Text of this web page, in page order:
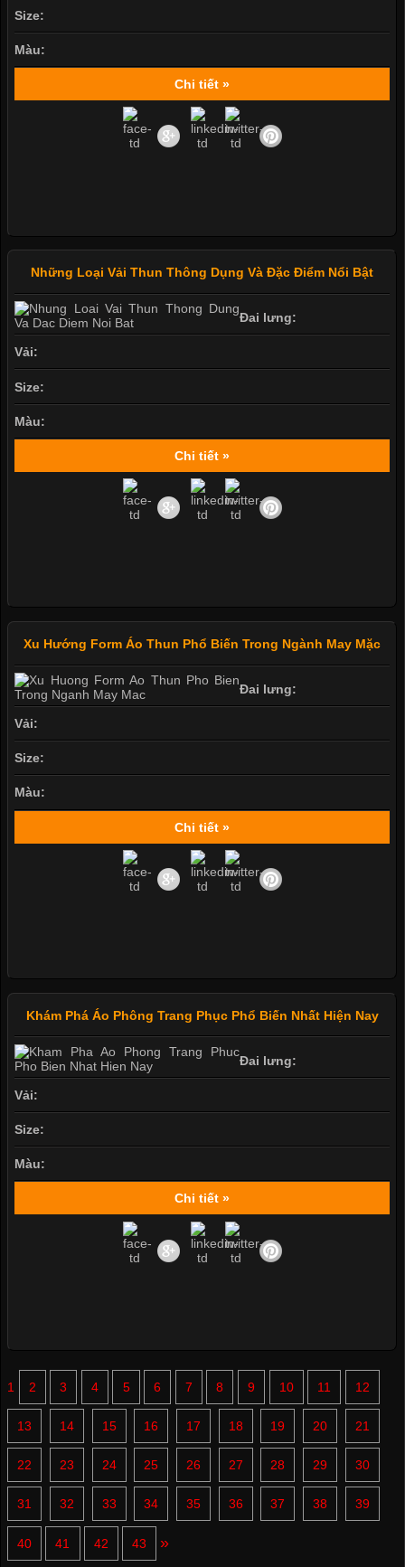
Size:
Màu:
Chi tiết »
Những Loại Vải Thun Thông Dụng Và Đặc Điểm Nổi Bật
Đai lưng:
Vải:
Size:
Màu:
Chi tiết »
Xu Hướng Form Áo Thun Phổ Biến Trong Ngành May Mặc
Đai lưng:
Vải:
Size:
Màu:
Chi tiết »
Khám Phá Áo Phông Trang Phục Phổ Biến Nhất Hiện Nay
Đai lưng:
Vải:
Size:
Màu:
Chi tiết »
1 2 3 4 5 6 7 8 9 10 11 12
13 14 15 16 17 18 19 20 21
22 23 24 25 26 27 28 29 30
31 32 33 34 35 36 37 38 39
40 41 42 43 »